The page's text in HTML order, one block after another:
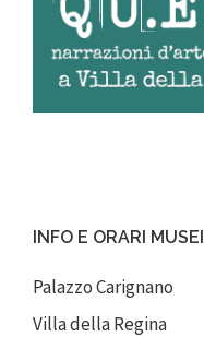
INFO E ORARI MUSEI
Palazzo Carignano
Villa della Regina